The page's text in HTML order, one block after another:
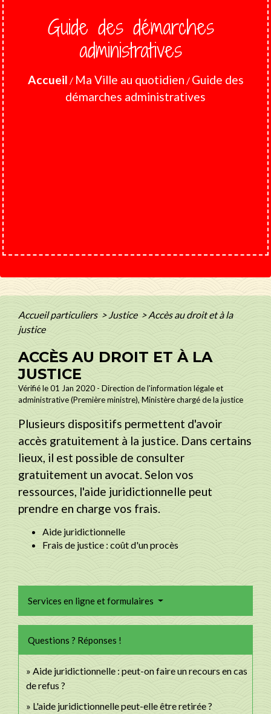
Guide des démarches
administratives
Accueil / Ma Ville au quotidien / Guide des
démarches administratives
Accueil particuliers > Justice > Accès au droit et à la
justice
ACCÈS AU DROIT ET À LA
JUSTICE
Vérifié le 01 Jan 2020 - Direction de l'information légale et
administrative (Première ministre), Ministère chargé de la justice
Plusieurs dispositifs permettent d'avoir
accès gratuitement à la justice. Dans certains
lieux, il est possible de consulter
gratuitement un avocat. Selon vos
ressources, l'aide juridictionnelle peut
prendre en charge vos frais.
Aide juridictionnelle
Frais de justice : coût d'un procès
Services en ligne et formulaires
Questions ? Réponses !
Aide juridictionnelle : peut-on faire un recours en cas
de refus ?
L'aide juridictionnelle peut-elle être retirée ?